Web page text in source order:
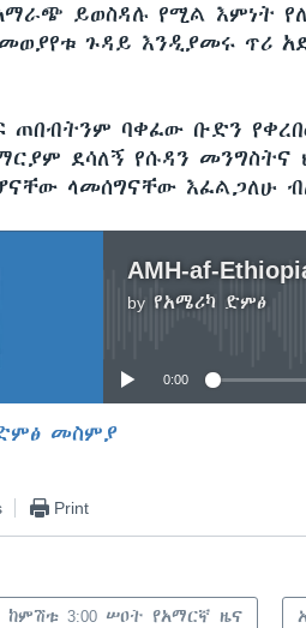
ይወስዳሉ የሚል እምነት
ጉዳይ እንዲያመሩ ጥሪ
ባቀፈው ቡድን
ደሳለኝ የሱዳን
ላመሰግናቸው እፈልጋለሁ
by የአሜሪካ ድምፅ
No media source currently
0:00
መስምያ
Print
ከምሽቱ 3:00 ሠዐት የአማርኛ ዜና